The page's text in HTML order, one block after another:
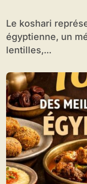
Le koshari représente un pilier de la cuisine
égyptienne, un
lentilles,...